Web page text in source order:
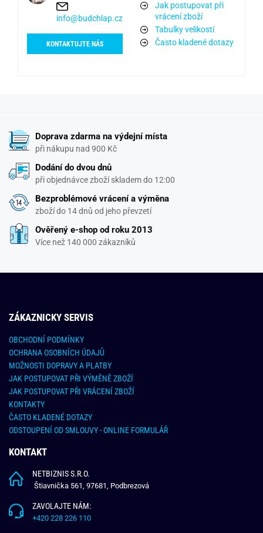
info@budchlap.cz
KONTAKTUJTE NÁS
Jak postupovat při
vrácení zboží
Tabulky velikostí
Často kladené dotazy
Doprava zdarma na výdejní místa
při nákupu nad 900 Kč
Dodání do dvou dnů
při objednávce zboží skladem do 12:00
Bezproblémové vrácení a výměna
zboží do 14 dnů od jeho převzetí
Ověřený e-shop od roku 2013
Více než 140 000 zákazníků
ZÁKAZNICKY SERVIS
OBCHODNÍ PODMÍNKY
OCHRANA OSOBNÍCH ÚDAJŮ
MOŽNOSTI DOPRAVY A PLATBY
JAK POSTUPOVAT PŘI VÝMĚNĚ ZBOŽÍ
JAK POSTUPOVAT PŘI VRÁCENÍ ZBOŽÍ
KONTAKTY
ČASTO KLADENÉ DOTAZY
ODSTOUPENÍ OD SMLOUVY - ONLINE FORMULÁŘ
KONTAKT
NETBIZNIS S.R.O.
Štiavnička 561, 97681, Podbrezová
ZAVOLAJTE NÁM:
+420 228 226 110